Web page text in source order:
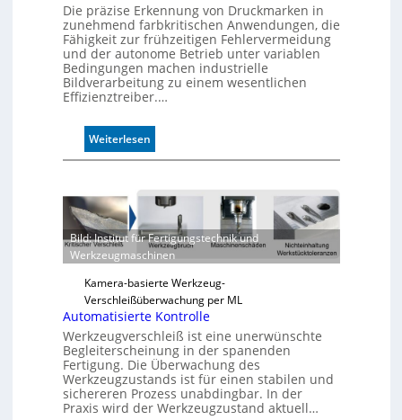
Die präzise Erkennung von Druckmarken in
zunehmend farbkritischen Anwendungen, die
Fähigkeit zur frühzeitigen Fehlervermeidung
und der autonome Betrieb unter variablen
Bedingungen machen industrielle
Bildverarbeitung zu einem wesentlichen
Effizienztreiber.…
Weiterlesen:
Z
v
e
r
l
ä
s
i
g
e
D
r
u
c
Bild: Institut für Fertigungstechnik und
Werkzeugmaschinen
Kamera-basierte Werkzeug-
Verschleißüberwachung per ML
Automatisierte Kontrolle
Werkzeugverschleiß ist eine unerwünschte
Begleiterscheinung in der spanenden
Fertigung. Die Überwachung des
Werkzeugzustands ist für einen stabilen und
sichereren Prozess unabdingbar. In der
Praxis wird der Werkzeugzustand aktuell…